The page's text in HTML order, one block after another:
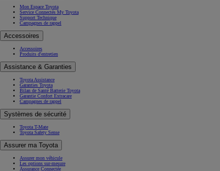
Mon Espace Toyota
Service Connectés My Toyota
Support Technique
Campagnes de rappel
Accessoires
Accessoires
Produits d'entretien
Assistance & Garanties
Toyota Assistance
Garanties Toyota
Bilan de Santé Batterie Toyota
Garantie Confort Extracare
Campagnes de rappel
Systèmes de sécurité
Toyota T-Mate
Toyota Safety Sense
Assurer ma Toyota
Assurer mon véhicule
Les options sur-mesure
Assurance Connectée